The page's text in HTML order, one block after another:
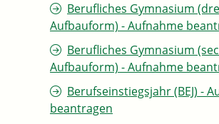
Berufliches Gymnasium
Aufbauform) - Aufnahme
Berufliches Gymnasium
Aufbauform) - Aufnahme
Berufseinstiegsjahr (BEJ) -
beantragen